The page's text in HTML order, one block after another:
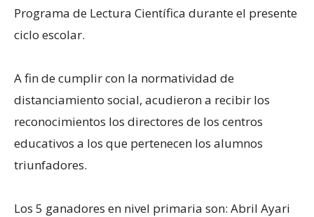
Programa de Lectura Científica durante el presente
ciclo escolar.
A fin de cumplir con la normatividad de
distanciamiento social, acudieron a recibir los
reconocimientos los directores de los centros
educativos a los que pertenecen los alumnos
triunfadores.
Los 5 ganadores en nivel primaria son: Abril Ayari